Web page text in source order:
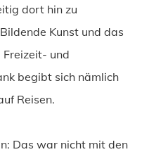
dort hin zu
Kunst und das
und
begibt sich nämlich
Reisen.
Das war nicht mit den